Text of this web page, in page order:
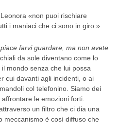
«non puoi rischiare
i maniaci che ci sono in giro.»
farvi guardare, ma non avete
da sole diventano come lo
mondo senza che lui possa
cui davanti agli incidenti, o ai
col telefonino. Siamo dei
le emozioni forti.
un filtro che ci dia una
meccanismo è così diffuso che